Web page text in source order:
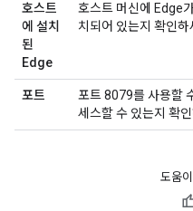
호스트
에 설치
된
Edge
호스트 머신에 Edge
치되어 있는지 확인하
포트
포트 8079를 사용할
세스할 수 있는지 확인
도움